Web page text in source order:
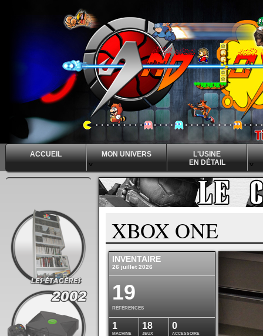
ACCUEIL
MON UNIVERS
^
L'USINE
EN DÉTAIL
^
^
XBOX ONE
INVENTAIRE
26 juillet 2026
19
RÉFÉRENCES
1
MACHINE
18
JEUX
0
ACCESSOIRE